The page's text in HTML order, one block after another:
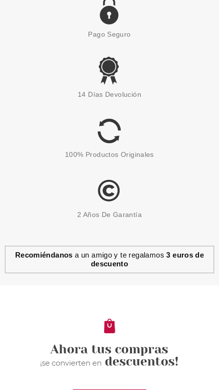
ESSENCE
ESSENCE GOTAS
BRONCEADORAS DROP OFF
4.35€
ESSENCE
3.40€
Pago Seguro
14 Días Devolución
100% Productos Originales
2 Años De Garantía
Recomiéndanos a un amigo y te regalamos3 euros de
descuento